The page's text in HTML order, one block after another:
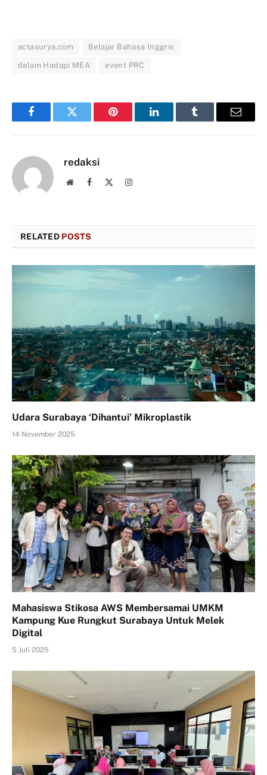
actasurya.com Belajar Bahasa Inggris
dalam Hadapi MEA event PRC
FacebookTwitter Pinterest LinkedInTumblr Email
redaksi
WebsiteFacebook Instagram
RELATED POSTS
Udara Surabaya ‘Dihantui’ Mikroplastik
14 November 2025
Mahasiswa Stikosa AWS Membersamai UMKM
Kampung Kue Rungkut Surabaya Untuk Melek
Digital
5 Juli 2025